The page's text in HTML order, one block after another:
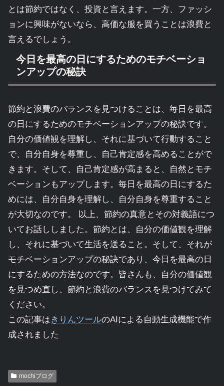
とは節約ではなく、投資と言えます。一方、ファッシ
ョンに興味がないなら、高価な服を買うことは浪費と
言えるでしょう。
今日を最高の日にするためのモチベーショ
ンアップの秘訣
節約と浪費のバランスを見つけることは、毎日を最高
の日にするためのモチベーションアップの秘訣です。
自分の価値観を理解し、それに基づいて行動すること
で、自分自身を尊重し、自己肯定感を高めることがで
きます。そして、自己肯定感が高まると、自然とモチ
ベーションもアップします。毎日を最高の日にするた
めには、自分自身を理解し、自分自身を尊重すること
が大切なのです。 以上、節約の真意とその対義語につ
いてお話ししました。節約とは、自分の価値観を理解
し、それに基づいて生活を送ること。そして、それが
モチベーションアップの秘訣であり、今日を最高の日
にするための方法なのです。皆さんも、自分の価値観
を見つめ直し、節約と浪費のバランスを見つけてみて
ください。
この記事はきりんツールのAIによる自動生成機能で作
成されました
mochiブログ